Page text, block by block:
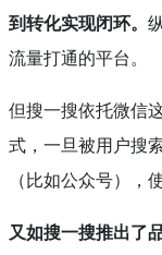
到转化实现闭环。
流量打通的平台。
但搜一搜依托微信
式，一旦被用户搜
（比如公众号），
又如搜一搜推出了